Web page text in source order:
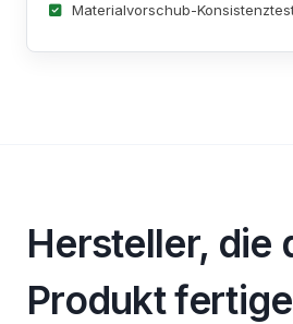
Materialvorschub-
Hersteller, die
Produkt